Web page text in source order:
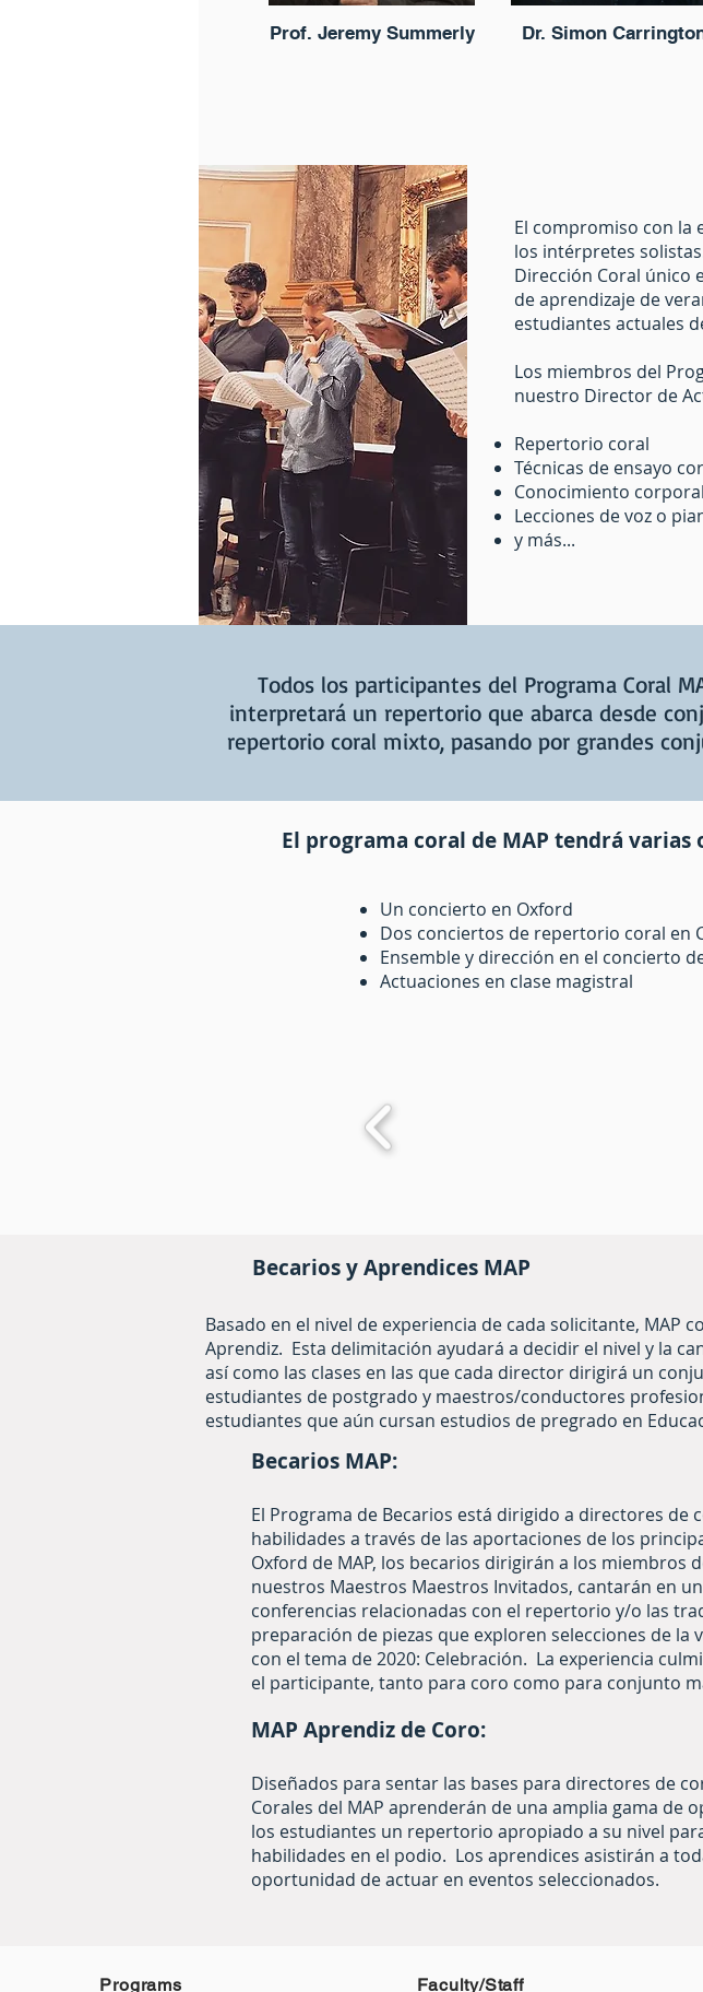
Prof. Jeremy Summerly Dr. Simon
El compromiso con la
los intérpretes
Dirección Coral único
de aprendizaje de
estudiantes actuales
Los miembros del
nuestro Director de
Repertorio coral
Técnicas de ensayo
Conocimiento
Lecciones de voz o
y más...
Todos los participantes del Programa Coral
interpretará un repertorio que abarca desde
repertorio coral mixto, pasando por grandes
El programa coral de MAP tendrá
Un concierto en Oxford
Dos conciertos de repertorio coral en
Ensemble y dirección en el concierto
Actuaciones en clase magistral
Becarios y Aprendices MAP
Basado en el nivel de experiencia de cada solicitante, MAP
Aprendiz. Esta delimitación ayudará a decidir el nivel y la
así como las clases en las que cada director dirigirá un
estudiantes de postgrado y maestros/conductores
estudiantes que aún cursan estudios de pregrado en
Becarios MAP:
El Programa de Becarios está dirigido a directores
habilidades a través de las aportaciones de los
Oxford de MAP, los becarios dirigirán a los miembros
nuestros Maestros Maestros Invitados, cantarán en
conferencias relacionadas con el repertorio y/o las
preparación de piezas que exploren selecciones de
con el tema de 2020: Celebración. La experiencia
el participante, tanto para coro como para conjunto
MAP Aprendiz de Coro:
Diseñados para sentar las bases para directores de
Corales del MAP aprenderán de una amplia gama
los estudiantes un repertorio apropiado a su nivel
habilidades en el podio. Los aprendices asistirán a
oportunidad de actuar en eventos seleccionados.
Programs Faculty/Staff